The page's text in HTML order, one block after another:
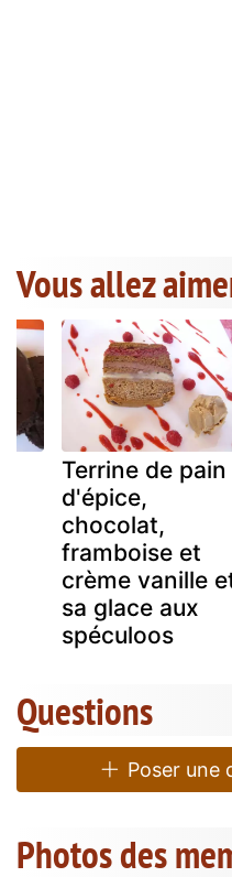
Vous allez
Terrine de pain
d'épice,
chocolat,
framboise et
crème vanille
sa glace aux
spéculoos
Questions
Poser une
Photos des